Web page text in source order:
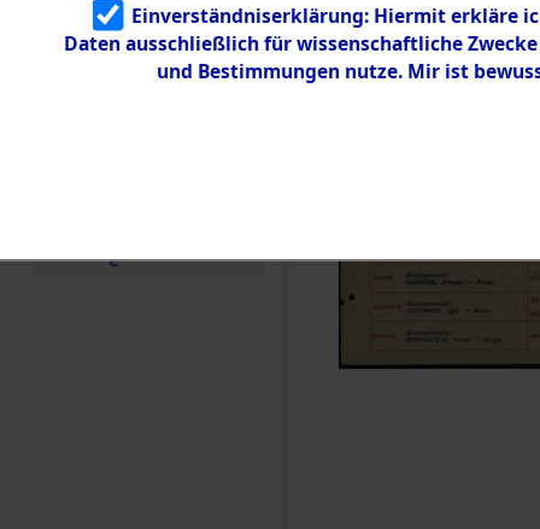
g
5.3.3
Todesmärsch
e
Einverständniserklärung: Hiermit erkläre
Daten ausschließlich für wissenschaftliche
und Bestimmungen nutze. Mir ist